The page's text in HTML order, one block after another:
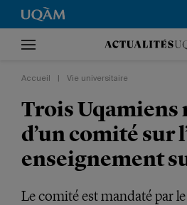
Accueil Vie universitaire
Trois Uqamiens
d’un comité sur
enseignement
Le comité est mandaté par